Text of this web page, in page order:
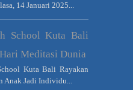
14 Januari 2025...
School Kuta Bali
Meditasi Dunia
Kuta Bali Rayakan
Anak Jadi Individu...